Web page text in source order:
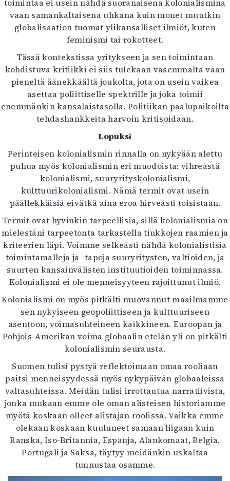
toimintaa ei usein nähdä suoranaisena kolonialismina
vaan samankaltaisena uhkana kuin monet muutkin
globalisaation tuomat ylikansalliset ilmiöt, kuten
feminismi tai rokotteet.
Tässä kontekstissa yritykseen ja sen toimintaan
kohdistuva kritiikki ei siis tulekaan vasemmalta vaan
pieneltä äänekkäältä joukolta, jota on usein vaikea
asettaa poliittiselle spektrille ja joka toimii
enemmänkin kansalaistasolla. Politiikan paalupaikoilta
tehdashankkeita harvoin kritisoidaan.
Lopuksi
Perinteisen kolonialismin rinnalla on nykyään alettu
puhua myös kolonialismin eri muodoista: vihreästä
kolonialismi, suuryrityskolonialismi,
kulttuurikolonialismi. Nämä termit ovat usein
päällekkäisiä eivätkä aina eroa hirveästi toisistaan.
Termit ovat hyvinkin tarpeellisia, sillä kolonialismia on
mielestäni tarpeetonta tarkastella tiukkojen raamien ja
kriteerien läpi. Voimme selkeästi nähdä kolonialistisia
toimintamalleja ja -tapoja suuryritysten, valtioiden, ja
suurten kansainvälisten instituutioiden toiminnassa.
Kolonialismi ei ole menneisyyteen rajoittunut ilmiö.
Kolonialismi on myös pitkälti muovannut maailmamme
sen nykyiseen geopoliittiseen ja kulttuuriseen
asentoon, voimasuhteineen kaikkineen. Euroopan ja
Pohjois-Amerikan voima globaalin etelän yli on pitkälti
kolonialismin seurausta.
Suomen tulisi pystyä reflektoimaan omaa rooliaan
paitsi menneisyydessä myös nykypäivän globaaleissa
valtasuhteissa. Meidän tulisi irrottautua narratiivista,
jonka mukaan emme ole oman alisteisen historiamme
myötä koskaan olleet alistajan roolissa. Vaikka emme
olekaan koskaan kuuluneet samaan liigaan kuin
Ranska, Iso-Britannia, Espanja, Alankomaat, Belgia,
Portugali ja Saksa, täytyy meidänkin uskaltaa
tunnustaa osamme.